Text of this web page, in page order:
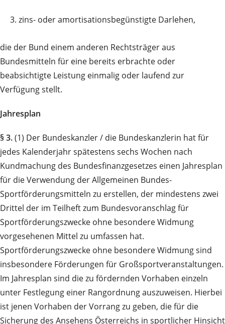
3. zins- oder amortisationsbegünstigte Darlehen,
die der Bund einem anderen Rechtsträger aus
Bundesmitteln für eine bereits erbrachte oder
beabsichtigte Leistung einmalig oder laufend zur
Verfügung stellt.
Jahresplan
§ 3.(1) Der Bundeskanzler / die Bundeskanzlerin hat für
jedes Kalenderjahr spätestens sechs Wochen nach
Kundmachung des Bundesfinanzgesetzes einen Jahresplan
für die Verwendung der Allgemeinen Bundes-
Sportförderungsmitteln zu erstellen, der mindestens zwei
Drittel der im Teilheft zum Bundesvoranschlag für
Sportförderungszwecke ohne besondere Widmung
vorgesehenen Mittel zu umfassen hat.
Sportförderungszwecke ohne besondere Widmung sind
insbesondere Förderungen für Großsportveranstaltungen.
Im Jahresplan sind die zu fördernden Vorhaben einzeln
unter Festlegung einer Rangordnung auszuweisen. Hierbei
ist jenen Vorhaben der Vorrang zu geben, die für die
Sicherung des Ansehens Österreichs in sportlicher Hinsicht